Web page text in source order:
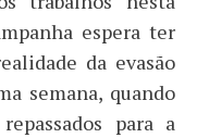
espera ter
da evasão
semana, quando
para a